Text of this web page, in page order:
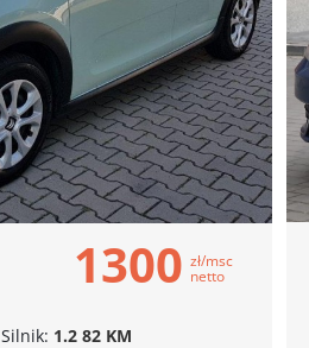
1300 zł/msc
netto
Silnik: 1.2 82 KM